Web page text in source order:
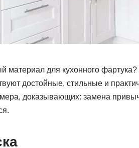
материал для кухонного
достойные, стильные и
доказывающих: замена